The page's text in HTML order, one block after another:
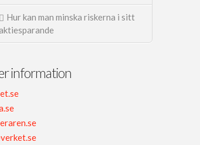
Hur kan man minska riskerna i sitt
information